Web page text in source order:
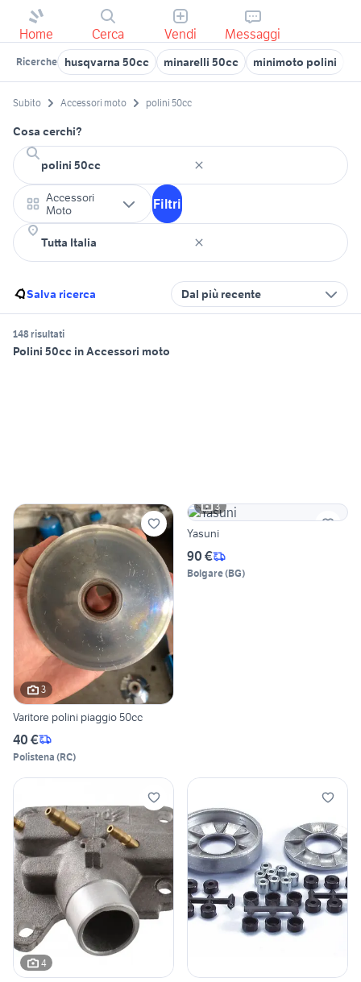
Home Cerca Vendi Messaggi
Ricerche husqvarna 50cc minarelli 50cc minimoto polini
Subito Accessori moto polini 50cc
Cosa cerchi?
Accessori
Moto
Filtri
Salva ricerca Dal più recente
148 risultati
Polini 50cc in Accessori moto
3
Varitore polini piaggio 50cc
40 €
Polistena (RC)
3
Yasuni
90 €
Bolgare(BG)
4